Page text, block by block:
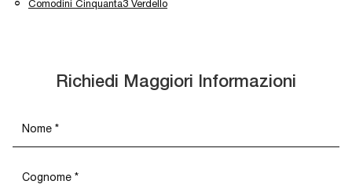
Comodini Cinquanta3 Verdello
Richiedi Maggiori Informazioni